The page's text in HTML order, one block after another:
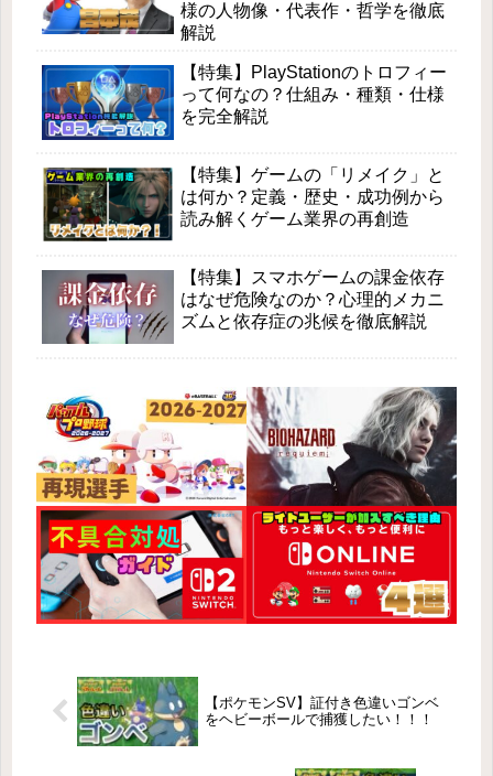
様の人物像・代表作・哲学を徹底
解説
【特集】PlayStationのトロフィー
って何なの？仕組み・種類・仕様
を完全解説
【特集】ゲームの「リメイク」と
は何か？定義・歴史・成功例から
読み解くゲーム業界の再創造
【特集】スマホゲームの課金依存
はなぜ危険なのか？心理的メカニ
ズムと依存症の兆候を徹底解説
【ポケモンSV】証付き色違いゴンベ
をヘビーボールで捕獲したい！！！